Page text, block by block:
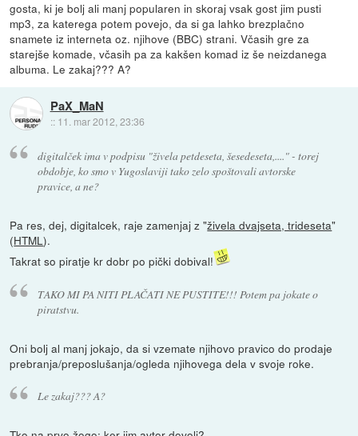
gosta, ki je bolj ali manj popularen in skoraj vsak gost jim pusti
mp3, za katerega potem povejo, da si ga lahko brezplačno
snamete iz interneta oz. njihove (BBC) strani. Včasih gre za
starejše komade, včasih pa za kakšen komad iz še neizdanega
albuma. Le zakaj??? A?
PaX_MaN
:: 11. mar 2012, 23:36
digitalček ima v podpisu "živela petdeseta, šesedeseta,...." - torej
obdobje, ko smo v Yugoslaviji tako zelo spoštovali avtorske
pravice, a ne?
Pa res, dej, digitalcek, raje zamenjaj z "živela dvajseta, trideseta"
(HTML).
Takrat so piratje kr dobr po pički dobival!
TAKO MI PA NITI PLAČATI NE PUSTITE!!! Potem pa jokate o
piratstvu.
Oni bolj al manj jokajo, da si vzemate njihovo pravico do prodaje
prebranja/preposlušanja/ogleda njihovega dela v svoje roke.
Le zakaj??? A?